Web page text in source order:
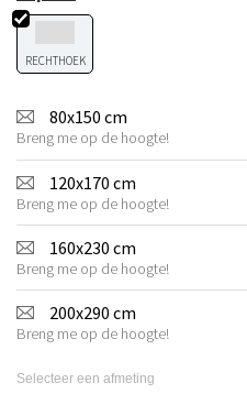
RECHTHOEK
80x150 cm
Breng me op de hoogte!
120x170 cm
Breng me op de hoogte!
160x230 cm
Breng me op de hoogte!
200x290 cm
Breng me op de hoogte!
Selecteer een afmeting